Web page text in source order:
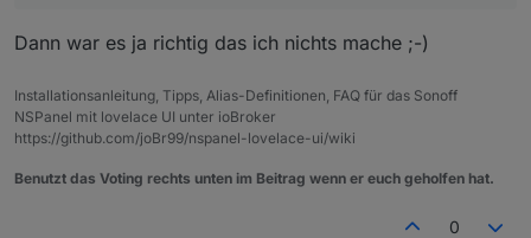
Dann war es ja richtig das ich nichts mache ;-)
Installationsanleitung, Tipps, Alias-Definitionen, FAQ für das Sonoff
NSPanel mit lovelace UI unter ioBroker
https://github.com/joBr99/nspanel-lovelace-ui/wiki
Benutzt das Voting rechts unten im Beitrag wenn er euch geholfen hat.
0